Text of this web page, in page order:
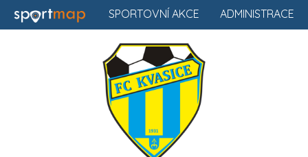
ADMINISTRACE
SPORTOVNÍ AKCE